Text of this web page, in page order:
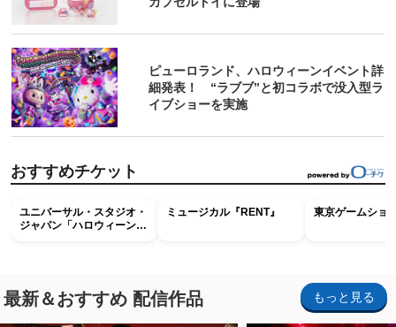
ピューロランド、ハロウィーンイベント詳
細発表！ “ラブブ”と初コラボで没入型ラ
イブショーを実施
おすすめチケット
ユニバーサル・スタジオ・
ジャパン「ハロウィーン・
ミュージカル『RENT』 東京ゲームショ
最新＆おすすめ 配信作品 もっと見る